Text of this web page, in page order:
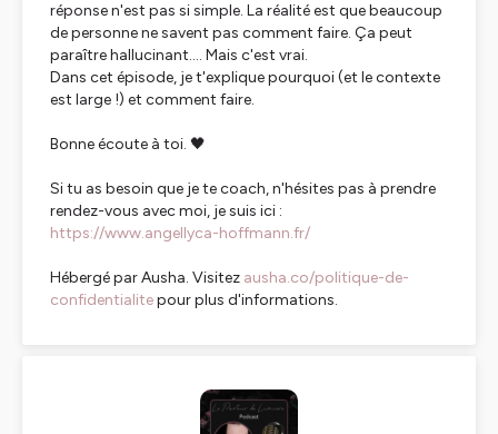
réponse n'est pas si simple. La réalité est que beaucoup
de personne ne savent pas comment faire. Ça peut
paraître hallucinant.... Mais c'est vrai.
Dans cet épisode, je t'explique pourquoi (et le contexte
est large !) et comment faire.
Bonne écoute à toi. 🖤
Si tu as besoin que je te coach, n'hésites pas à prendre
rendez-vous avec moi, je suis ici :
https://www.angellyca-hoffmann.fr/
Hébergé par Ausha. Visitez ausha.co/politique-de-
confidentialitepour plus d'informations.